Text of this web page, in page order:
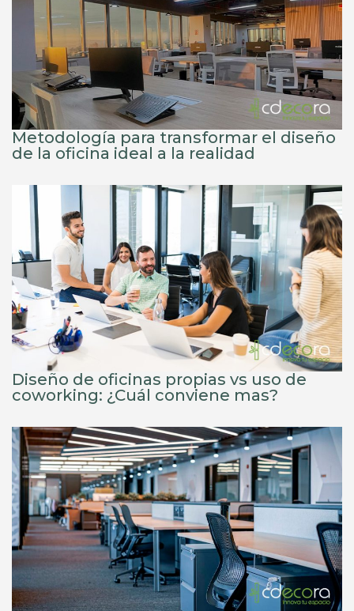
Metodología para transformar el diseño
de la oficina ideal a la realidad
Diseño de oficinas propias vs uso de
coworking: ¿Cuál conviene mas?